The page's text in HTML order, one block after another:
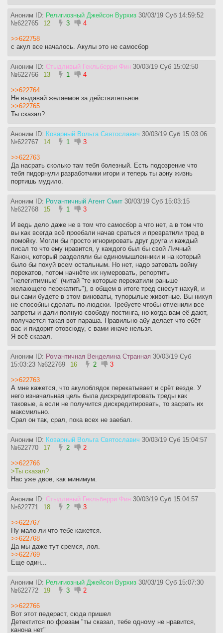
Аноним ID: Религиозный Джейсон Вурхиз 30/03/19 Суб 14:59:52
№622765 12 3 4
>>622758
с акул все началось. Акулы это не самосбор
Аноним ID: Стыдливый Гекльберри Фин 30/03/19 Суб 15:02:50
№622766 13 1 4
>>622764
Не выдавай желаемое за действительное.
>>622765
Ты сказал?
Аноним ID: Коварный Вольга Святославич 30/03/19 Суб 15:03:06
№622767 14 1 3
>>622763
Да насрать сколько там тебя болезный. Есть подозрение что
тебя пидорнули разработчики игори и теперь ты аону жизнь
портишь мудило.
Аноним ID: Романтичный Агент Смит 30/03/19 Суб 15:03:15
№622768 15 1 3
И ведь дело даже не в том что самосбор а что нет, а в том что
вы как всегда всё проебали начав сраться и превратили тред в
помойку. Могли бы просто игнорировать друг друга и каждый
писал то что ему нравится, у каждого был бы свой Личный
Канон, который разделяли бы единомышленники и на который
было бы похуй всем остальным. Но нет, надо затевать войну
перекатов, потом начнёте их нумеровать, репортить
"нелегитимные" (читай "те которые перекатили раньше
желающего перекатить"), в общем в итоге тред снесут нахуй, и
вы сами будете в этом виноваты, тупорылые животные. Вы нихуя
не способны сделать по-людски. Требуете чтобы отменили все
запреты и дали полную свободу постинга, но когда вам её дают,
получается такая вот параша. Правильно абу делает что ебёт
вас и пидорит отовсюду, с вами иначе нельзя.
Я всё сказал.
Аноним ID: Романтичная Венделина Странная 30/03/19 Суб
15:03:23 №622769 16 2 3
>>622763
А мне кажется, что акулоблядок перекатывает и срёт везде. У
него изначальная цель была дискредитировать треды как
таковые, а если не получится дискредитировать, то засрать их
максмильно.
Срал он так, срал, пока всех не заебал.
Аноним ID: Коварный Вольга Святославич 30/03/19 Суб 15:04:57
№622770 17 2 2
>>622766
>Ты сказал?
Нас уже двое, как минимум.
Аноним ID: Стыдливый Гекльберри Фин 30/03/19 Суб 15:04:57
№622771 18 2 3
>>622767
Ну мало ли что тебе кажется.
>>622768
Да мы даже тут сремся, лол.
>>622769
Еще один...
Аноним ID: Религиозный Джейсон Вурхиз 30/03/19 Суб 15:07:30
№622772 19 3 2
>>622766
Вот этот педераст, сюда пришел
Детектится по фразам "ты сказал, тебе одному не нравится,
канона нет"